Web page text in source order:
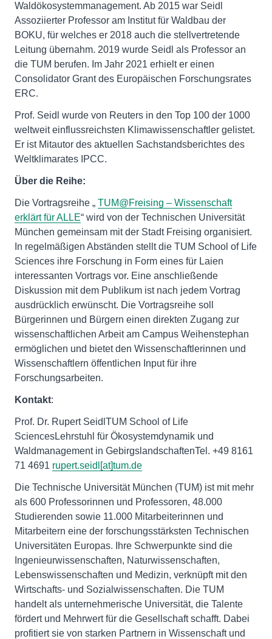
Waldökosystemmanagement. Ab 2015 war Seidl
Assoziierter Professor am Institut für Waldbau der
BOKU, für welches er 2018 auch die stellvertretende
Leitung übernahm. 2019 wurde Seidl als Professor an
die TUM berufen. Im Jahr 2021 erhielt er einen
Consolidator Grant des Europäischen Forschungsrates
ERC.
Prof. Seidl wurde von Reuters in den Top 100 der 1000
weltweit einflussreichsten Klimawissenschaftler gelistet.
Er ist Mitautor des aktuellen Sachstandsberichtes des
Weltklimarates IPCC.
Über die Reihe:
Die Vortragsreihe „ TUM@Freising – Wissenschaft
erklärt für ALLE“ wird von der Technischen Universität
München gemeinsam mit der Stadt Freising organisiert.
In regelmäßigen Abständen stellt die TUM School of Life
Sciences ihre Forschung in Form eines für Laien
interessanten Vortrags vor. Eine anschließende
Diskussion mit dem Publikum ist nach jedem Vortrag
ausdrücklich erwünscht. Die Vortragsreihe soll
Bürgerinnen und Bürgern einen direkten Zugang zur
wissenschaftlichen Arbeit am Campus Weihenstephan
ermöglichen und bietet den Wissenschaftlerinnen und
Wissenschaftlern öffentlichen Input für ihre
Forschungsarbeiten.
Kontakt:
Prof. Dr. Rupert SeidlTUM School of Life
SciencesLehrstuhl für Ökosystemdynamik und
Waldmanagement in GebirgslandschaftenTel. +49 8161
71 4691 rupert.seidl[at]tum.de
Die Technische Universität München (TUM) ist mit mehr
als 600 Professorinnen und Professoren, 48.000
Studierenden sowie 11.000 Mitarbeiterinnen und
Mitarbeitern eine der forschungsstärksten Technischen
Universitäten Europas. Ihre Schwerpunkte sind die
Ingenieurwissenschaften, Naturwissenschaften,
Lebenswissenschaften und Medizin, verknüpft mit den
Wirtschafts- und Sozialwissenschaften. Die TUM
handelt als unternehmerische Universität, die Talente
fördert und Mehrwert für die Gesellschaft schafft. Dabei
profitiert sie von starken Partnern in Wissenschaft und